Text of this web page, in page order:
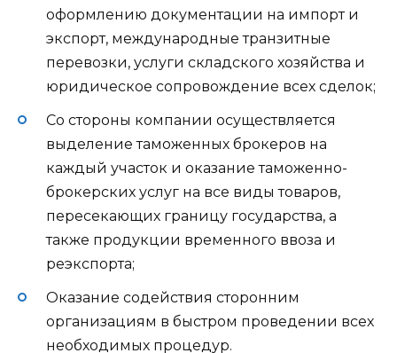
оформлению документации на импорт и
экспорт, международные транзитные
перевозки, услуги складского хозяйства и
юридическое сопровождение всех сделок;
Со стороны компании осуществляется
выделение таможенных брокеров на
каждый участок и оказание таможенно-
брокерских услуг на все виды товаров,
пересекающих границу государства, а
также продукции временного ввоза и
реэкспорта;
Оказание содействия сторонним
организациям в быстром проведении всех
необходимых процедур.